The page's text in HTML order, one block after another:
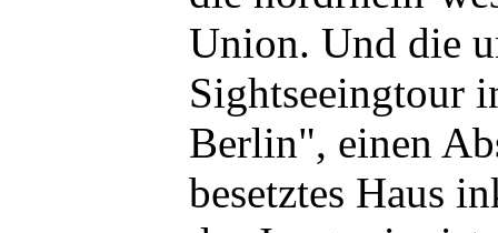
Union. Und die
Sightseeingtour
Berlin", einen
besetztes Haus